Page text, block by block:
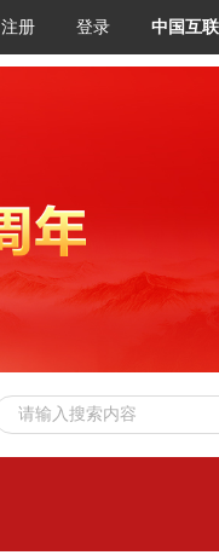
注册 登录 中国互
请输入搜索内容